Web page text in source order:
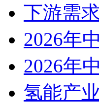
下游需
2026年
2026年
氢能产